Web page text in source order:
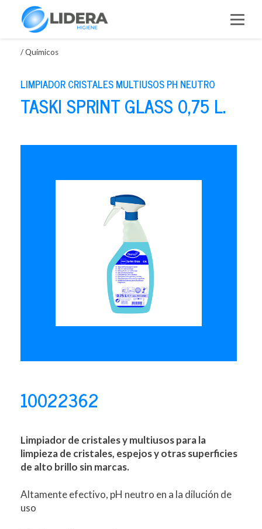
/Químicos
LIMPIADOR CRISTALES MULTIUSOS PH NEUTRO
TASKI SPRINT GLASS 0,75 L.
10022362
Limpiador de cristales y multiusos para la
limpieza de cristales, espejos y otras superficies
de alto brillo sin marcas.
Altamente efectivo, pH neutro en a la dilución de
uso